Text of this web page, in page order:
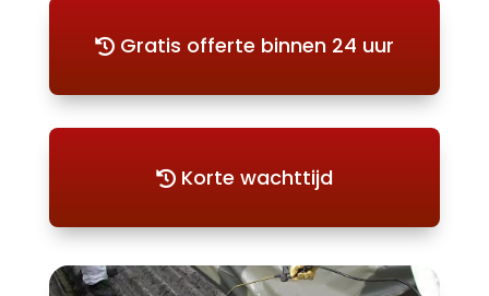
Gratis offerte binnen 24 uur
Korte wachttijd